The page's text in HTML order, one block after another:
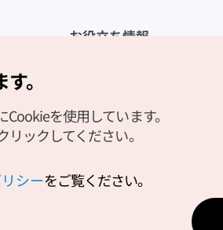
お役立ち情報
観光資料ダウンロード
デジタルブック／電子書籍
Odii
。
を使用しています。
ックしてください。
シーをご覧ください。